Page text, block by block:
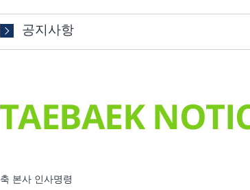
공지사항
축 본사 인사명령